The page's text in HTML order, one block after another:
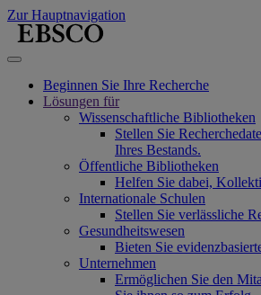
Zur Hauptnavigation
Beginnen Sie Ihre Recherche
Lösungen für
Wissenschaftliche Bibliotheken
Stellen Sie
Ihres Bestands.
Öffentliche Bibliotheken
Helfen Sie dabei,
Internationale Schulen
Stellen Sie verlässliche
Gesundheitswesen
Bieten Sie
Unternehmen
Ermöglichen Sie den